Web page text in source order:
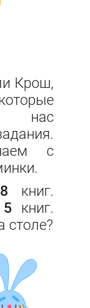
Крош,
нас
с
8 книг.
5 книг.
столе?